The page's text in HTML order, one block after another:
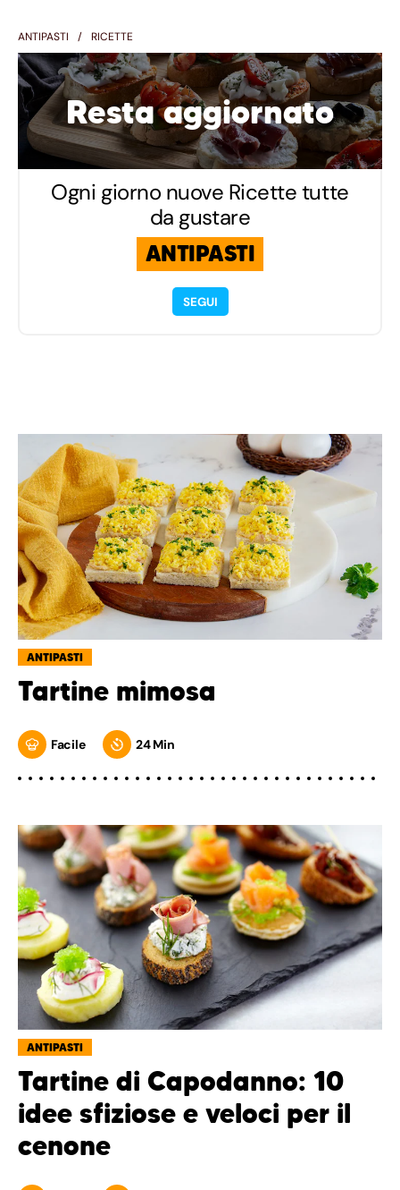
ANTIPASTI RICETTE
Resta aggiornato
Ogni giorno nuove Ricette tutte
da gustare
ANTIPASTI
SEGUI
ANTIPASTI
Tartine mimosa
Facile 24 Min
ANTIPASTI
Tartine di Capodanno: 10
idee sfiziose e veloci per il
cenone